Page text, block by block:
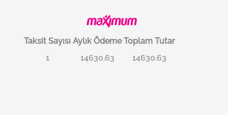
Taksit Sayısı Aylık Ödeme Toplam Tutar
1
14630.63 14630.63